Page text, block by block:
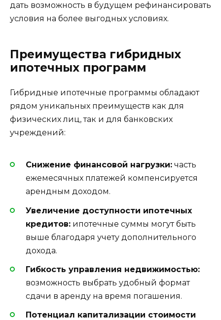
дать возможность в будущем рефинансировать
условия на более выгодных условиях.
Преимущества гибридных
ипотечных программ
Гибридные ипотечные программы обладают
рядом уникальных преимуществ как для
физических лиц, так и для банковских
учреждений:
Снижение финансовой нагрузки: часть
ежемесячных платежей компенсируется
арендным доходом.
Увеличение доступности ипотечных
кредитов: ипотечные суммы могут быть
выше благодаря учету дополнительного
дохода.
Гибкость управления недвижимостью:
возможность выбрать удобный формат
сдачи в аренду на время погашения.
Потенциал капитализации стоимости